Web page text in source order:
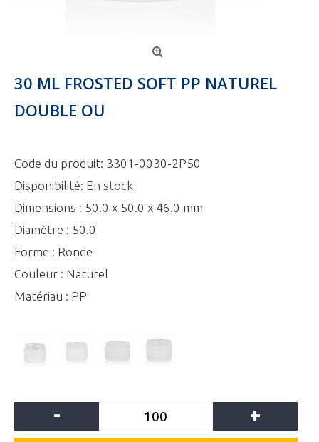
30 ML FROSTED SOFT PP NATUREL
DOUBLE OU
Code du produit: 3301-0030-2P50
Disponibilité: En stock
Dimensions : 50.0 x 50.0 x 46.0 mm
Diamètre : 50.0
Forme : Ronde
Couleur : Naturel
Matériau : PP
- +